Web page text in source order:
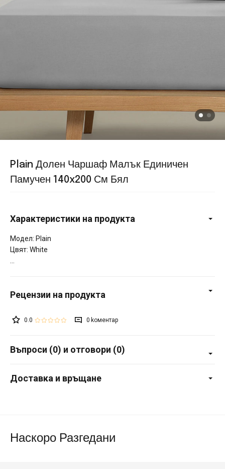
Plain Долен Чаршаф Малък Единичен
Памучен 140x200 См Бял
Характеристики на продукта
Модел: Plain
Цвят: White
0.0 0
Въпроси (0) и отговори (0)
Доставка и връщане
Наскоро Разгедани